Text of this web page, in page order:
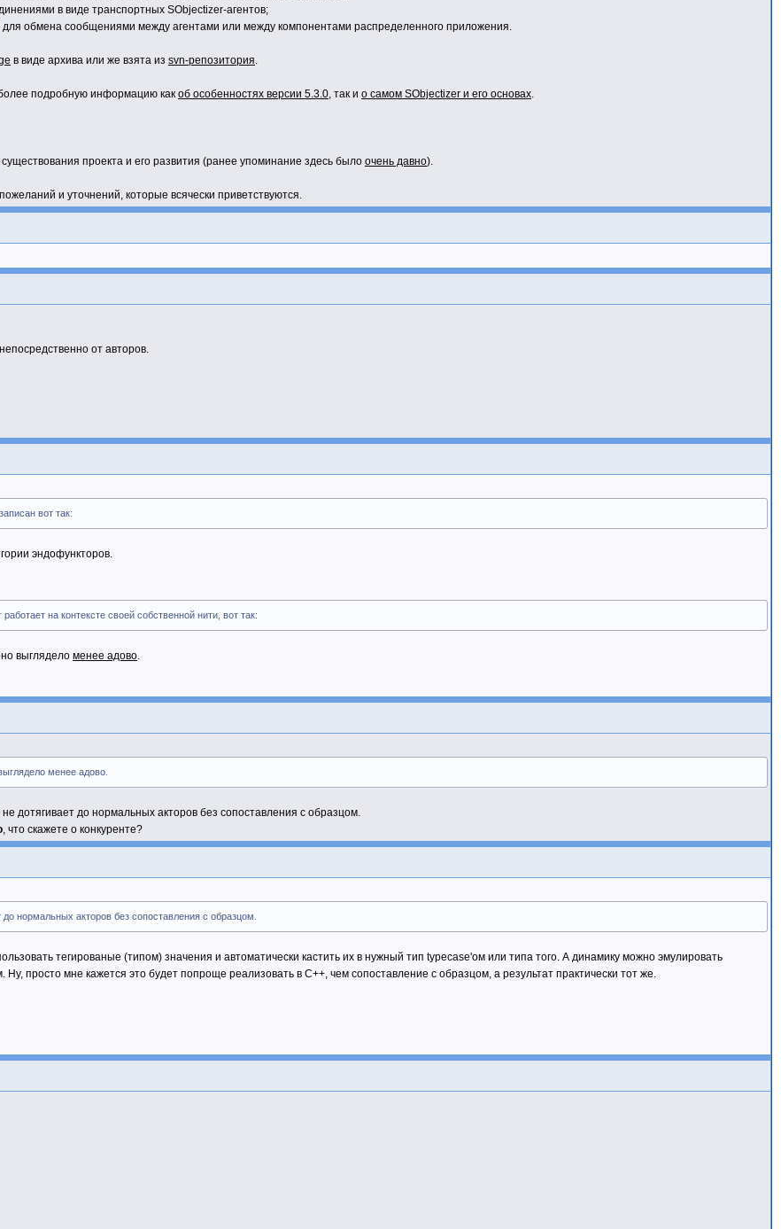
>(); } );
)
so_5::disp::active_obj::create_disp() );
в виде транспортных SObjectizer-агентов;
обмена сообщениями между агентами или между компонентами распределенного приложения.
в виде архива или же взята из svn-репозитория
подробную информацию как об особенностях версии 5.3.0 , так и о самом SObjectizer и его основах
проекта и его развития (ранее упоминание здесь было очень давно).
и уточнений, которые всячески приветствуются.
от авторов.
вот так:
эндофункторов.
на контексте своей собственной нити, вот так:
выглядело менее адово
менее адово.
дотягивает до нормальных акторов без сопоставления с образцом.
, что скажете о конкуренте?
нормальных акторов без сопоставления с образцом.
тегированые (типом) значения и автоматически кастить их в нужный тип typecase'ом или типа того. А динамику можно эмулировать
просто мне кажется это будет попроще реализовать в C++, чем сопоставление с образцом, а результат практически тот же.